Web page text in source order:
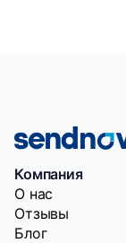
Компания
O нас
Отзывы
Блог